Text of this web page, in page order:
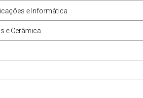
e Informática
e Cerâmica